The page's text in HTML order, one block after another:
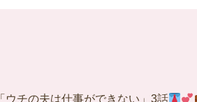
ウチの夫は仕事ができない」3話